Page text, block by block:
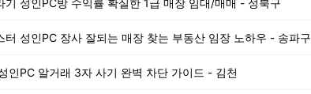
성인PC 장사 잘되는 매장 찾는 부동산 임장 노하우 - 송파구
인PC 알거래 3자 사기 완벽 차단 가이드 - 김천